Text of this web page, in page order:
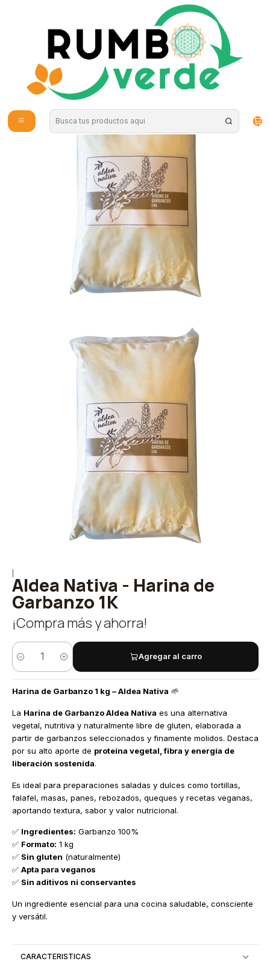
Envío gratis por compras sobre los 59.990 en la provincia de Santiago
Harinas y Mezclas
Aldea Nativa - Harina de
Garbanzo 1K
¡Compra más y ahorra!
Cantidad
Agregar al carro
Harina de Garbanzo 1 kg – Aldea Nativa 🌱
La Harina de Garbanzo Aldea Nativa es una alternativa
vegetal, nutritiva y naturalmente libre de gluten, elaborada a
partir de garbanzos seleccionados y finamente molidos. Destaca
por su alto aporte de proteína vegetal, fibra y energía de
liberación sostenida.
Es ideal para preparaciones saladas y dulces como tortillas,
falafel, masas, panes, rebozados, queques y recetas veganas,
aportando textura, sabor y valor nutricional.
✅ Ingredientes: Garbanzo 100%
✅ Formato: 1 kg
✅ Sin gluten (naturalmente)
✅ Apta para veganos
✅ Sin aditivos ni conservantes
Un ingrediente esencial para una cocina saludable, consciente
y versátil.
CARACTERISTICAS